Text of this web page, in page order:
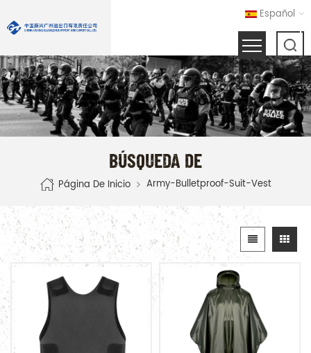
Español
BÚSQUEDA DE
Página De Inicio Army-Bulletproof-Suit-Vest